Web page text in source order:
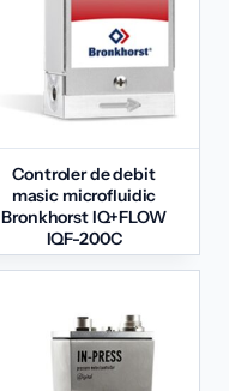
Controler de debit
masic microfluidic
Bronkhorst IQ+FLOW
IQF-200C